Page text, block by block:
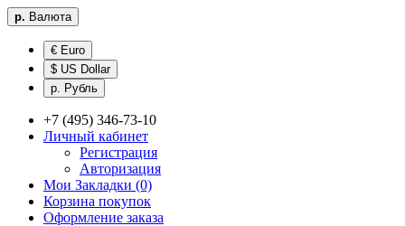
р. Валюта
€ Euro
$ US Dollar
р. Рубль
+7 (495) 346-73-10
Личный кабинет
Регистрация
Авторизация
Мои Закладки (0)
Корзина покупок
Оформление заказа